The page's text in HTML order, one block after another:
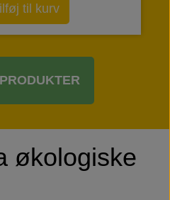
til kurv
økologiske